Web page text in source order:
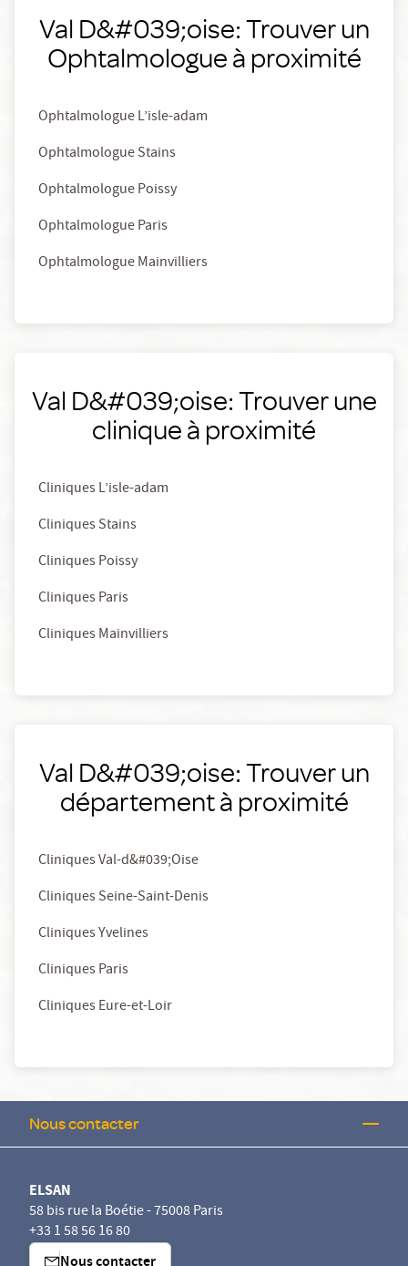
Val D&#039;oise: Trouver un
Ophtalmologue à proximité
Ophtalmologue L’isle-adam
Ophtalmologue Stains
Ophtalmologue Poissy
Ophtalmologue Paris
Ophtalmologue Mainvilliers
Val D&#039;oise: Trouver une
clinique à proximité
Cliniques L’isle-adam
Cliniques Stains
Cliniques Poissy
Cliniques Paris
Cliniques Mainvilliers
Val D&#039;oise: Trouver un
département à proximité
Cliniques Val-d&#039;Oise
Cliniques Seine-Saint-Denis
Cliniques Yvelines
Cliniques Paris
Cliniques Eure-et-Loir
Nous contacter
ELSAN
58 bis rue la Boétie - 75008 Paris
+33 1 58 56 16 80